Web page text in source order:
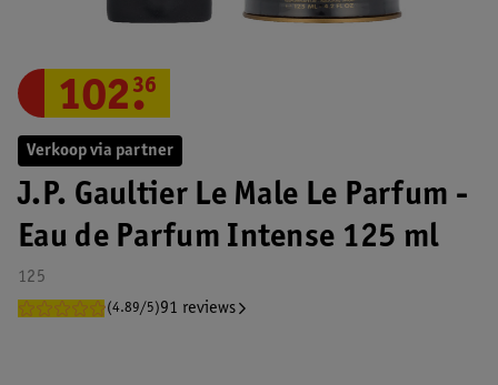
Verkoop via partner
J.P. Gaultier Le Male Le Parfum -
Eau de Parfum Intense 125 ml
125
(4.89/5)91 reviews
102.
36